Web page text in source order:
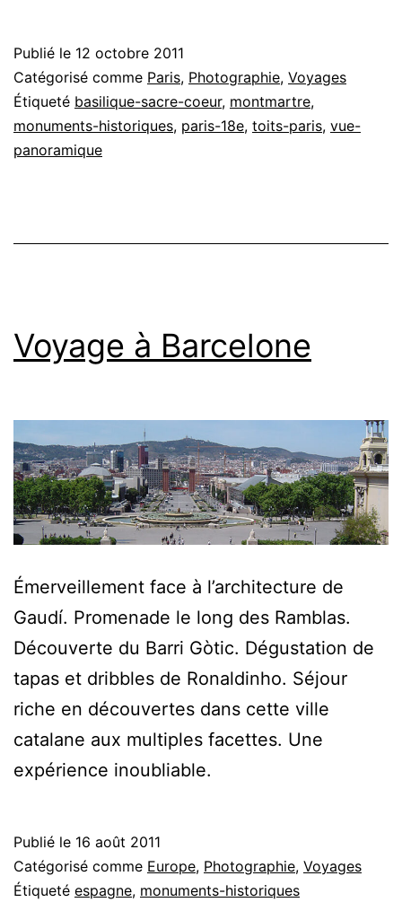
Publié le 12 octobre 2011
Catégorisé comme Paris, Photographie, Voyages
Étiqueté basilique-sacre-coeur, montmartre,
monuments-historiques, paris-18e, toits-paris, vue-
panoramique
Voyage à Barcelone
Émerveillement face à l’architecture de
Gaudí. Promenade le long des Ramblas.
Découverte du Barri Gòtic. Dégustation de
tapas et dribbles de Ronaldinho. Séjour
riche en découvertes dans cette ville
catalane aux multiples facettes. Une
expérience inoubliable.
Publié le 16 août 2011
Catégorisé comme Europe, Photographie, Voyages
Étiqueté espagne, monuments-historiques